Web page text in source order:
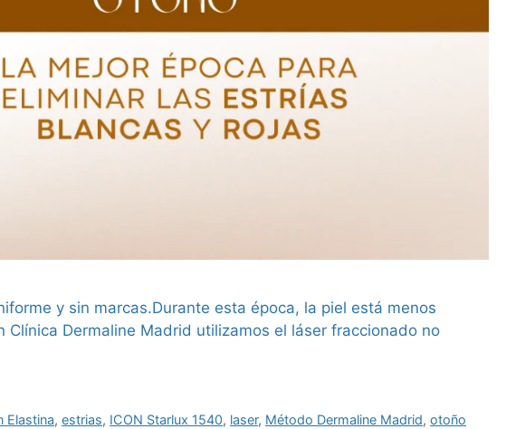
y sin marcas.Durante esta época, la piel está menos
Dermaline Madrid utilizamos el láser fraccionado no
Elastina,estrias, ICON Starlux 1540, laser, Método Dermaline Madrid,otoño